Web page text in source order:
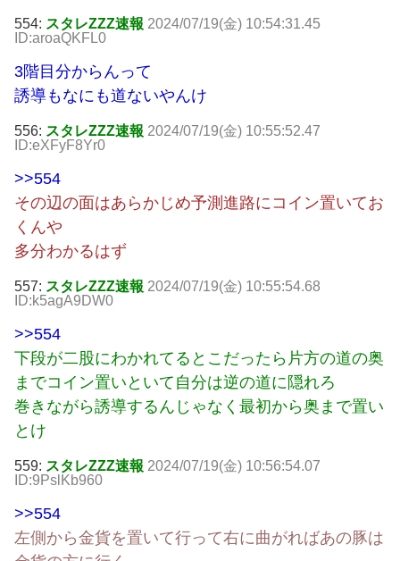
554: スタレZZZ速報 2024/07/19(金) 10:54:31.45
ID:aroaQKFL0
3階目分からんって
誘導もなにも道ないやんけ
556: スタレZZZ速報 2024/07/19(金) 10:55:52.47
ID:eXFyF8Yr0
>>554
その辺の面はあらかじめ予測進路にコイン置いてお
くんや
多分わかるはず
557: スタレZZZ速報 2024/07/19(金) 10:55:54.68
ID:k5agA9DW0
>>554
下段が二股にわかれてるとこだったら片方の道の奥
までコイン置いといて自分は逆の道に隠れろ
巻きながら誘導するんじゃなく最初から奥まで置い
とけ
559: スタレZZZ速報 2024/07/19(金) 10:56:54.07
ID:9PslKb960
>>554
左側から金貨を置いて行って右に曲がればあの豚は